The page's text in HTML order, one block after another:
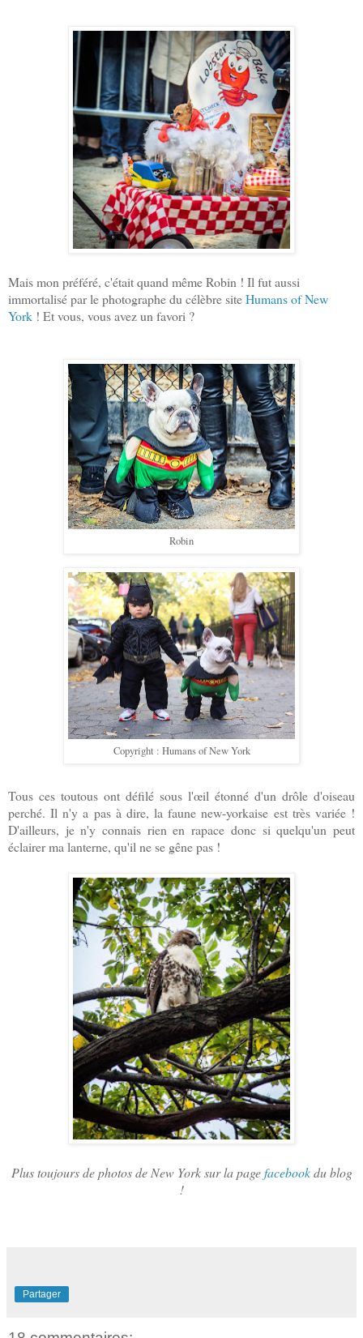
Mais mon préféré, c'était quand même Robin ! Il fut aussi
immortalisé par le photographe du célèbre siteHumans of New
York ! Et vous, vous avez un favori ?
Robin
Copyright : Humans of New York
Tous ces toutous ont défilé sous l'œil étonné d'un drôle d'oiseau
perché. Il n'y a pas à dire, la faune new-yorkaise est très variée !
D'ailleurs, je n'y connais rien en rapace donc si quelqu'un peut
éclairer ma lanterne, qu'il ne se gêne pas !
Plus toujours de photos de New York sur la pagefacebookdu blog
!
Partager